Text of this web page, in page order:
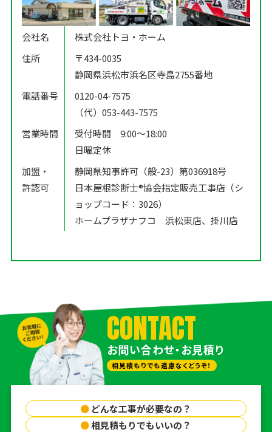
会社名
株式会社トヨ・ホーム
住所
〒434-0035
静岡県浜松市浜名区寺島2755番地
電話番号
0120-04-7575
（代）053-443-7575
営業時間
受付時間 9:00〜18:00
日曜定休
加盟・
許認可
静岡県知事許可（般-23）第036918号
日本屋根診断士®️協会指定販売工事店（シ
ョップコード：3026）
ホームプラザナフコ 浜松東店、掛川店
CONTACT
お問い合わせ・お見積り
相見積もりでも遠慮なくどうぞ！
● どんな工事が必要なの？
●相見積もりでもいいの？